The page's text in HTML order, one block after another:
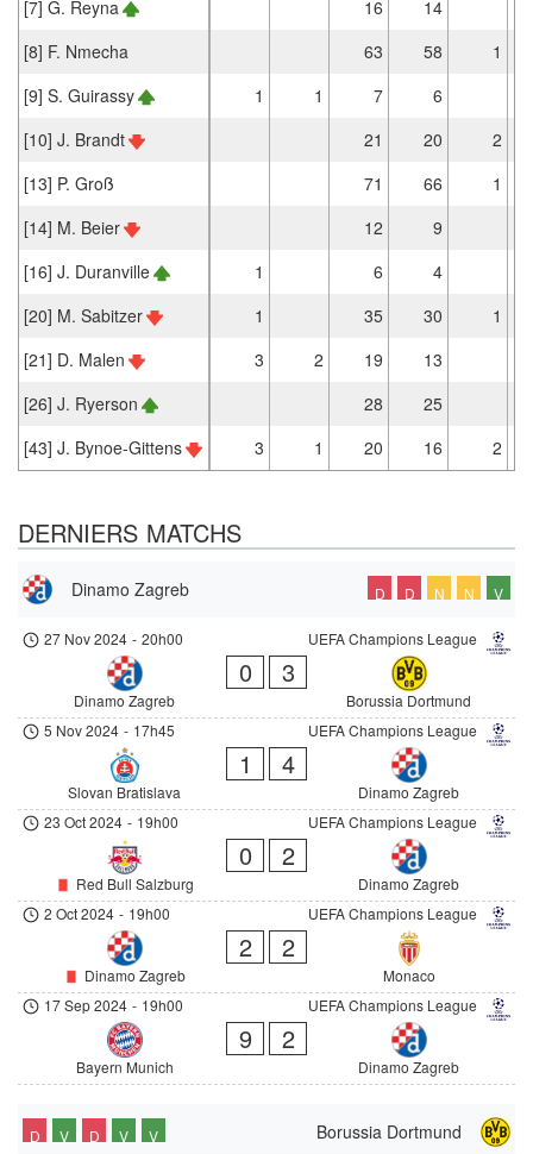
[7] G. Reyna 16
14
[8] F. Nmecha
63 58
1
[9] S. Guirassy
1 1 7
6
[10] J. Brandt
21 20
2
[13] P. Groß
71 66
1
[14] M. Beier
12
9
[16] J. Duranville
1 6
4
[20] M. Sabitzer
1 35 30
1
[21] D. Malen
3 2 19
13
[26] J. Ryerson
28
25
[43] J. Bynoe-Gittens
3 1 20 16 2
DERNIERS MATCHS
Dinamo Zagreb D D N N V
UEFA Champions League
27 Nov 2024 - 20h00
Dinamo Zagreb
0 3
Borussia Dortmund
UEFA Champions League
5 Nov 2024 - 17h45
Slovan Bratislava
1 4
Dinamo Zagreb
UEFA Champions League
23 Oct 2024 - 19h00
Red Bull Salzburg
0 2
Dinamo Zagreb
UEFA Champions League
2 Oct 2024 - 19h00
Dinamo Zagreb
2 2
Monaco
UEFA Champions League
17 Sep 2024 - 19h00
Bayern Munich
9 2
Dinamo Zagreb
Borussia Dortmund
D V D V V